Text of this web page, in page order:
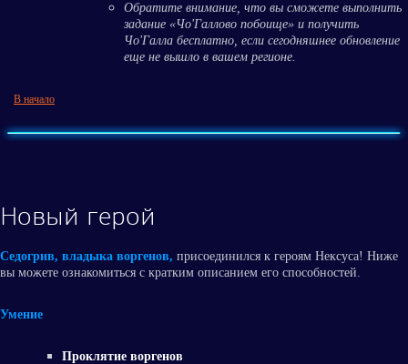
Обратите внимание, что вы сможете выполнить
задание «Чо'Галлово побоище» и получить
Чо'Галла бесплатно, если сегодняшнее обновление
еще не вышло в вашем регионе.
В начало
Новый герой
Седогрив, владыка воргенов, присоединился к героям Нексуса! Ниже
вы можете ознакомиться с кратким описанием его способностей.
Умение
Проклятие воргенов